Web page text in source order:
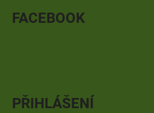
FACEBOOK
PŘIHLÁŠENÍ